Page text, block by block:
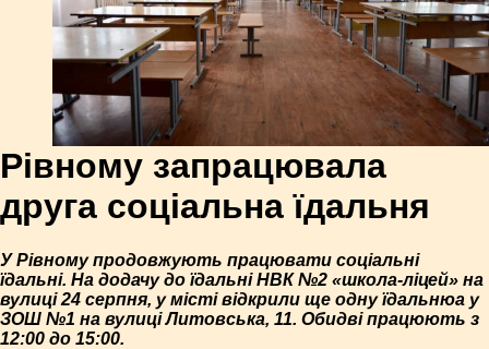
Рівному запрацювала
друга соціальна їдальня
У Рівному продовжують працювати соціальні
їдальні. На додачу до їдальні НВК №2 «школа-ліцей» на
вулиці 24 серпня, у місті відкрили ще одну їдальнюа у
ЗОШ №1 на вулиці Литовська, 11. Обидві працюють з
12:00 до 15:00.